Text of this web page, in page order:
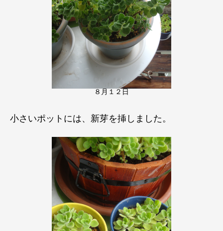
８月１２日
小さいポットには、新芽を挿しました。